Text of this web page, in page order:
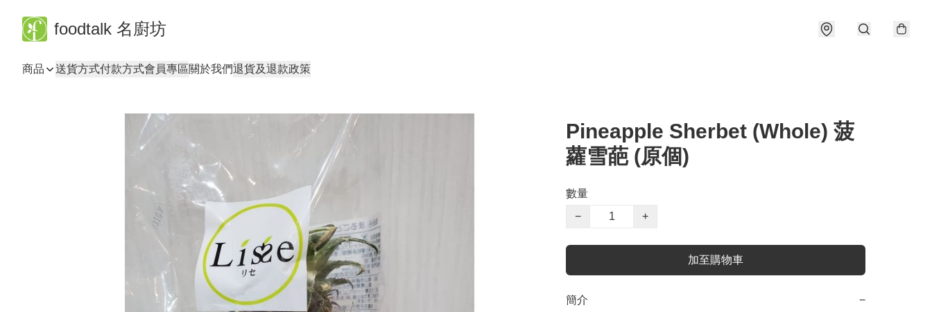
foodtalk 名廚坊
商品 送貨方式付款方式會員專區關於我們退貨及退款政策
Pineapple Sherbet (Whole) 菠
蘿雪葩 (原個)
數量
−
+
加至購物車
簡介 −